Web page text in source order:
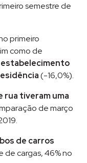
semestre de
primeiro
como de
estabelecimento
(-16,0%).
rua tiveram uma
de março
de carros
de cargas, 46% no